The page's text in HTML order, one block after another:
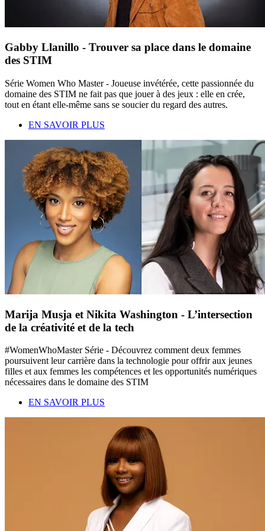
Gabby Llanillo - Trouver sa place dans le domaine
des STIM
Série Women Who Master - Joueuse invétérée, cette passionnée du
domaine des STIM ne fait pas que jouer à des jeux : elle en crée,
tout en étant elle-même sans se soucier du regard des autres.
EN SAVOIR PLUS
Marija Musja et Nikita Washington - L’intersection
de la créativité et de la tech
#WomenWhoMaster Série - Découvrez comment deux femmes
poursuivent leur carrière dans la technologie pour offrir aux jeunes
filles et aux femmes les compétences et les opportunités numériques
nécessaires dans le domaine des STIM
EN SAVOIR PLUS